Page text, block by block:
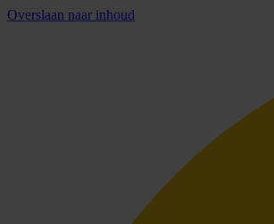
Overslaan naar inhoud